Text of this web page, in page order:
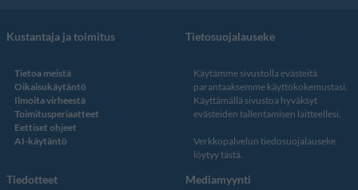
Kustantaja ja toimitus
Tietoa meistä
Oikaisukäytäntö
Ilmoita virheestä
Toimitusperiaatteet
Eettiset ohjeet
AI-käytäntö
Tietosuojalauseke
Käytämme sivustolla evästeitä
parantaaksemme käyttökokemustasi.
Käyttämällä sivustoa hyväksyt
evästeiden tallentamisen laitteellesi.
Verkkopalvelun tiedosuojalauseke
löytyy tästä.
Tiedotteet Mediamyynti